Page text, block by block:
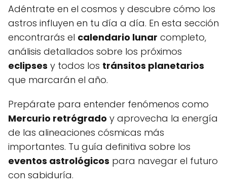
Adéntrate en el cosmos y descubre cómo los
astros influyen en tu día a día. En esta sección
encontrarás el calendario lunar completo,
análisis detallados sobre los próximos
eclipses y todos los tránsitos planetarios
que marcarán el año.
Prepárate para entender fenómenos como
Mercurio retrógrado y aprovecha la energía
de las alineaciones cósmicas más
importantes. Tu guía definitiva sobre los
eventos astrológicos para navegar el futuro
con sabiduría.